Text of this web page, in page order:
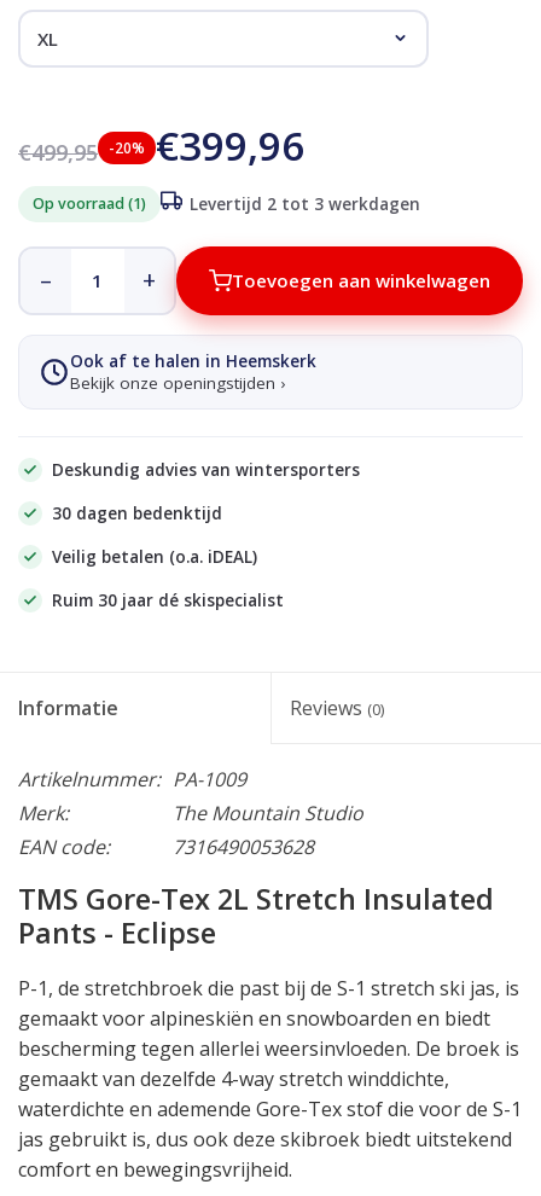
€499,95 -20% €399,96
Op voorraad (1) Levertijd 2 tot 3 werkdagen
– + Toevoegen aan winkelwagen
Ook af te halen in Heemskerk
Bekijk onze openingstijden ›
Deskundig advies van wintersporters
30 dagen bedenktijd
Veilig betalen (o.a. iDEAL)
Ruim 30 jaar dé skispecialist
Informatie Reviews (0)
Artikelnummer: PA-1009
Merk:
The Mountain Studio
EAN code:
7316490053628
TMS Gore-Tex 2L Stretch Insulated
Pants - Eclipse
P-1, de stretchbroek die past bij de S-1 stretch ski jas, is
gemaakt voor alpineskiën en snowboarden en biedt
bescherming tegen allerlei weersinvloeden. De broek is
gemaakt van dezelfde 4-way stretch winddichte,
waterdichte en ademende Gore-Tex stof die voor de S-1
jas gebruikt is, dus ook deze skibroek biedt uitstekend
comfort en bewegingsvrijheid.